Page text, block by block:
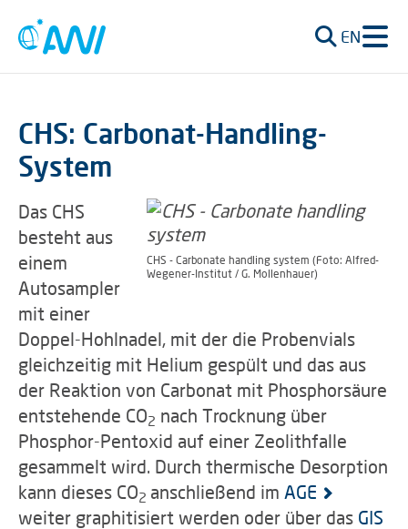
EN
CHS: Carbonat-Handling-
System
CHS - Carbonate handling system (Foto: Alfred-
Wegener-Institut / G. Mollenhauer)
Das CHS
besteht aus
einem
Autosampler
mit einer
Doppel-Hohlnadel, mit der die Probenvials
gleichzeitig mit Helium gespült und das aus
der Reaktion von Carbonat mit Phosphorsäure
entstehende CO2 nach Trocknung über
Phosphor-Pentoxid auf einer Zeolithfalle
gesammelt wird. Durch thermische Desorption
kann dieses CO2 anschließend im AGE
weiter graphitisiert werden oder über das GIS